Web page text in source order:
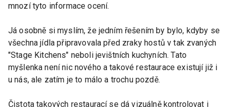
mnozí tyto informace ocení.
Já osobně si myslím, že jedním řešením by bylo, kdyby se
všechna jídla připravovala před zraky hostů v tak zvaných
"Stage Kitchens" neboli jevištních kuchyních. Tato
myšlenka není nic nového a takové restaurace existují již i
u nás, ale zatím je to málo a trochu pozdě.
Čistota takových restaurací se dá vizuálně kontrolovat i